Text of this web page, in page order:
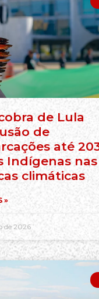
de Lula
de
até
Indígenas nas
climáticas
»
de 2026